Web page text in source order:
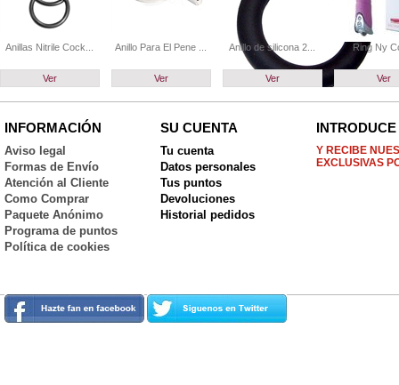
Anillas Nitrile Cock...
Ver
Anillo Para El Pene ...
Ver
Anillo de silicona 2...
Ver
Ring Ny
Ver
INFORMACIÓN
Aviso legal
Formas de Envío
Atención al Cliente
Como Comprar
Paquete Anónimo
Programa de puntos
Política de cookies
SU CUENTA
Tu cuenta
Datos personales
Tus puntos
Devoluciones
Historial pedidos
Y RECIBE
EXCLUSIVAS